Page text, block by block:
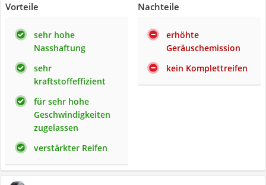
Vorteile
sehr hohe
Nasshaftung
sehr
kraftstoffeffizient
für sehr hohe
Geschwindigkeiten
zugelassen
verstärkter Reifen
Nachteile
erhöhte
Geräuschemission
kein Komplettreifen